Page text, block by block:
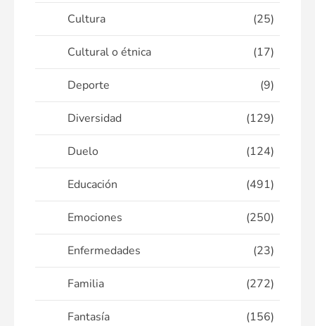
Cultura (25)
Cultural o étnica (17)
Deporte (9)
Diversidad (129)
Duelo (124)
Educación (491)
Emociones (250)
Enfermedades (23)
Familia (272)
Fantasía (156)